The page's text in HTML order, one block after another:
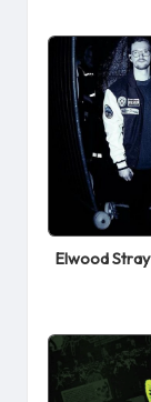
Posted
in
Elwood